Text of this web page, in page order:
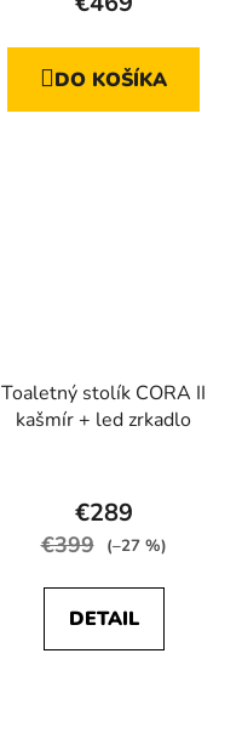
DO KOŠÍKA
Toaletný stolík CORA II
kašmír + led zrkadlo
hodnotenie
produktu
z
€289
€399 (–27 %)
DETAIL